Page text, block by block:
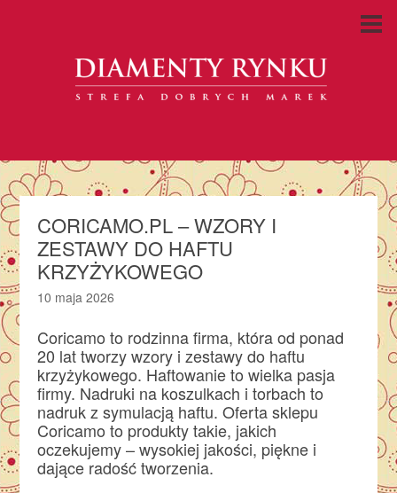
CORICAMO.PL – WZORY I
ZESTAWY DO HAFTU
KRZYŻYKOWEGO
10 maja 2026
Coricamo to rodzinna firma, która od ponad
20 lat tworzy wzory i zestawy do haftu
krzyżykowego. Haftowanie to wielka pasja
firmy. Nadruki na koszulkach i torbach to
nadruk z symulacją haftu. Oferta sklepu
Coricamo to produkty takie, jakich
oczekujemy – wysokiej jakości, piękne i
dające radość tworzenia.